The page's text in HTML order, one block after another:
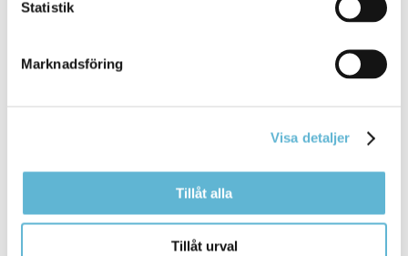
Statistik
Marknadsföring
Visa detaljer
Tillåt alla
Tillåt urval
KONTAKT
Besöksadress
kommunstyrelsen@bromolla.se
www.bromolla.se